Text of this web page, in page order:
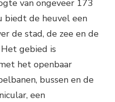
van ongeveer 173
biedt de heuvel een
de stad, de zee en de
gebied is
het openbaar
bussen en de
een